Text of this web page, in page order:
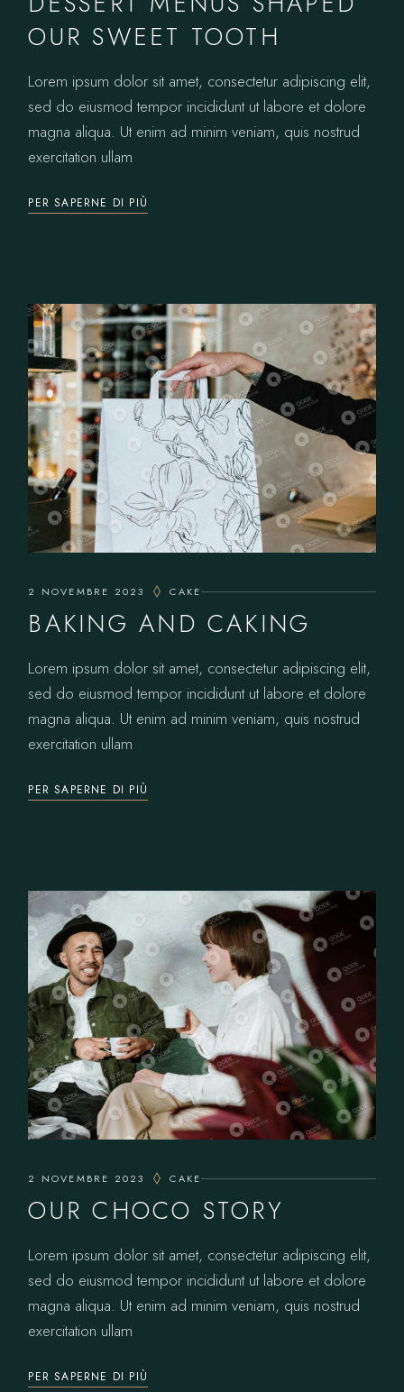
OUR SWEET TOOTH
Lorem ipsum dolor sit amet, consectetur adipiscing elit,
sed do eiusmod tempor incididunt ut labore et dolore
magna aliqua. Ut enim ad minim veniam, quis nostrud
exercitation ullam
PER SAPERNE DI PIÙ
2 NOVEMBRE 2023 CAKE
BAKING AND CAKING
Lorem ipsum dolor sit amet, consectetur adipiscing elit,
sed do eiusmod tempor incididunt ut labore et dolore
magna aliqua. Ut enim ad minim veniam, quis nostrud
exercitation ullam
PER SAPERNE DI PIÙ
2 NOVEMBRE 2023 CAKE
OUR CHOCO STORY
Lorem ipsum dolor sit amet, consectetur adipiscing elit,
sed do eiusmod tempor incididunt ut labore et dolore
magna aliqua. Ut enim ad minim veniam, quis nostrud
exercitation ullam
PER SAPERNE DI PIÙ